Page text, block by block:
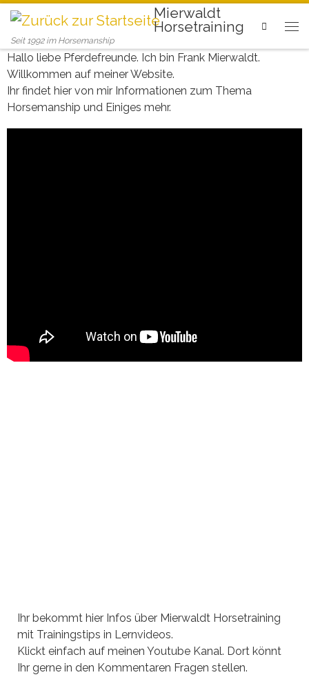
Mierwaldt
Horsetraining
Seit 1992 im Horsemanship
Search
Hallo liebe Pferdefreunde. Ich bin Frank Mierwaldt.
Willkommen auf meiner Website.
Ihr findet hier von mir Informationen zum Thema
Horsemanship und Einiges mehr.
Ihr bekommt hier Infos über Mierwaldt Horsetraining
mit Trainingstips in Lernvideos.
Klickt einfach auf meinen Youtube Kanal. Dort könnt
Ihr gerne in den Kommentaren Fragen stellen.